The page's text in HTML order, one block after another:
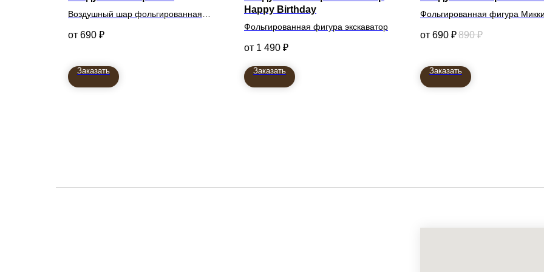
Воздушный шар фольгированная
690 ₽
Заказать
Happy Birthday
Фольгированная фигура экскаватор
1 490 ₽
Заказать
Фольгированная фигура
690 ₽890 ₽
Заказать